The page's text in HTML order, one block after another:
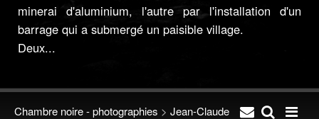
minerai d'aluminium, l'autre par l'installation d'un
barrage qui a submergé un paisible village.
Deux...
Chambre noire - photographies > Jean-Claude